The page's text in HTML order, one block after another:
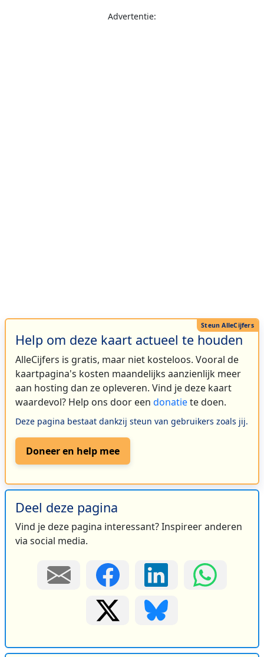
Advertentie:
Help om deze kaart actueel te houden
AlleCijfers is gratis, maar niet kosteloos. Vooral de
kaartpagina's kosten maandelijks aanzienlijk meer
aan hosting dan ze opleveren. Vind je deze kaart
waardevol? Help ons door een donatiete doen.
Deze pagina bestaat dankzij steun van gebruikers zoals jij.
Doneer en help mee
Deel deze pagina
Vind je deze pagina interessant? Inspireer anderen
via social media.